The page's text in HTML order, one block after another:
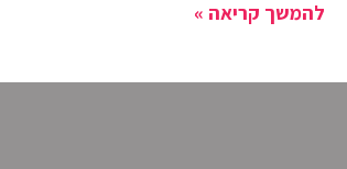
להמשך קריאה »